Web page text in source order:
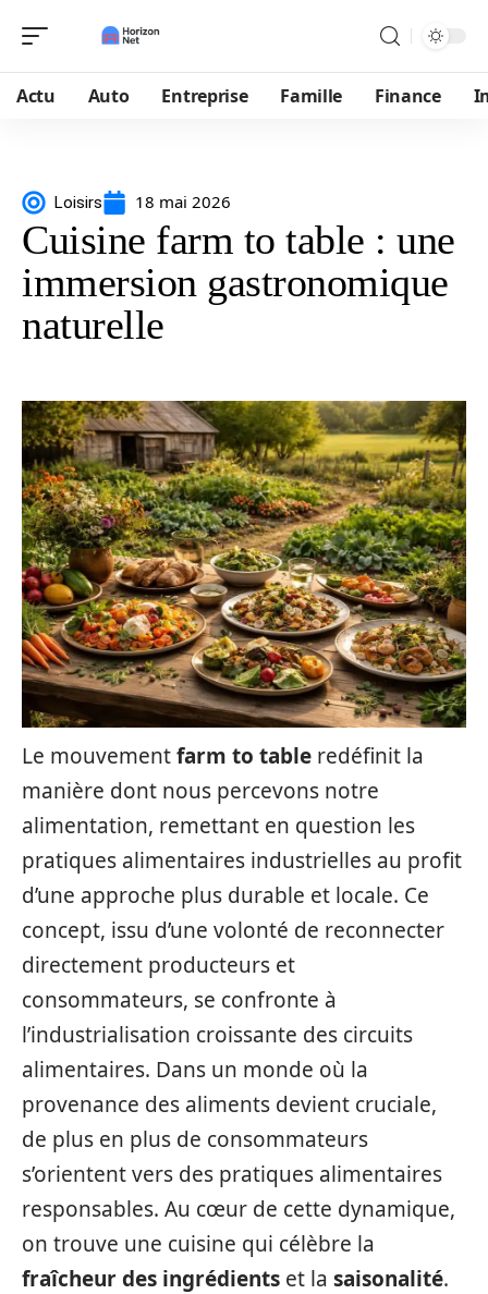
Actu Auto Entreprise Famille Finance
Loisirs 18 mai 2026
Cuisine farm to table : une
immersion gastronomique
naturelle
Le mouvementfarm to table redéfinit la
manière dont nous percevons notre
alimentation, remettant en question les
pratiques alimentaires industrielles au profit
d’une approche plus durable et locale. Ce
concept, issu d’une volonté de reconnecter
directement producteurs et
consommateurs, se confronte à
l’industrialisation croissante des circuits
alimentaires. Dans un monde où la
provenance des aliments devient cruciale,
de plus en plus de consommateurs
s’orientent vers des pratiques alimentaires
responsables. Au cœur de cette dynamique,
on trouve une cuisine qui célèbre la
fraîcheur des ingrédients et la saisonalité.